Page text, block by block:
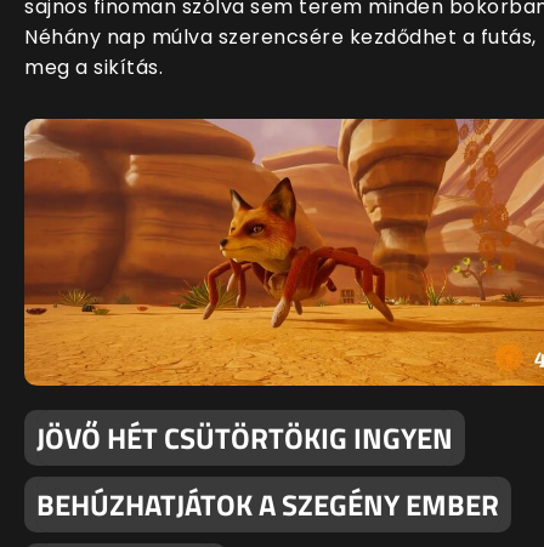
sajnos finoman szólva sem terem minden
Néhány nap múlva szerencsére kezdődhet a futás,
meg a sikítás.
JÖVŐ HÉT CSÜTÖRTÖKIG INGYEN
BEHÚZHATJÁTOK A SZEGÉNY EMBER